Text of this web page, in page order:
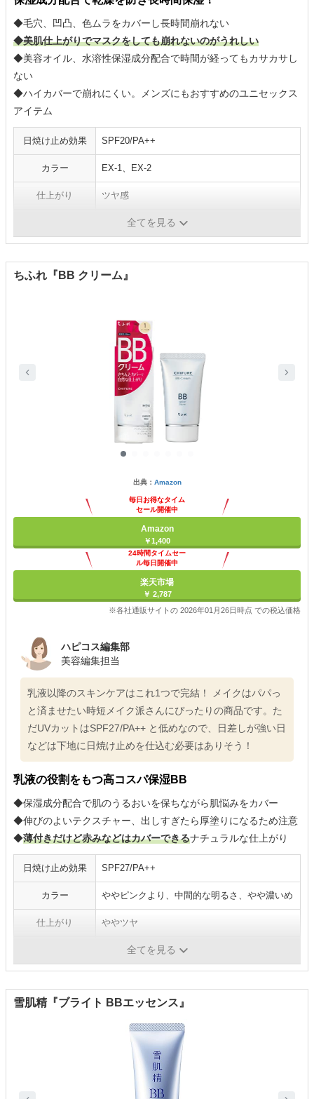
◆毛穴、凹凸、色ムラをカバーし長時間崩れない
◆美肌仕上がりでマスクをしても崩れないのがうれしい
◆美容オイル、水溶性保湿成分配合で時間が経ってもカサカサし
ない
◆ハイカバーで崩れにくい。メンズにもおすすめのユニセックス
アイテム
日焼け止め効果 SPF20/PA++
カラー EX-1、EX-2
仕上がり ツヤ感
全てを見る
ちふれ『BB クリーム』
出典： Amazon
毎日お得なタイム
セール開催中
Amazon
￥1,400
24時間タイムセー
ル毎日開催中
楽天市場
￥ 2,787
※各社通販サイトの 2026年01月26日時点 での税込価格
ハピコス編集部
美容編集担当
乳液以降のスキンケアはこれ1つで完結！ メイクはパパっ
と済ませたい時短メイク派さんにぴったりの商品です。た
だUVカットはSPF27/PA++ と低めなので、日差しが強い日
などは下地に日焼け止めを仕込む必要はありそう！
乳液の役割をもつ高コスパ保湿BB
◆保湿成分配合で肌のうるおいを保ちながら肌悩みをカバー
◆伸びのよいテクスチャー、出しすぎたら厚塗りになるため注意
◆薄付きだけど赤みなどはカバーできるナチュラルな仕上がり
日焼け止め効果 SPF27/PA++
カラー ややピンクより、中間的な明るさ、やや濃いめ
仕上がり ややツヤ
全てを見る
雪肌精『ブライト BBエッセンス』